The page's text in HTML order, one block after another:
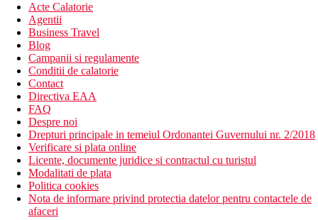
Acte Calatorie
Agentii
Business Travel
Blog
Campanii si regulamente
Conditii de calatorie
Contact
Directiva EAA
FAQ
Despre noi
Drepturi principale in temeiul Ordonantei Guvernului nr. 2/2018
Verificare si plata online
Licente, documente juridice si contractul cu turistul
Modalitati de plata
Politica cookies
Nota de informare privind protectia datelor pentru contactele de
afaceri